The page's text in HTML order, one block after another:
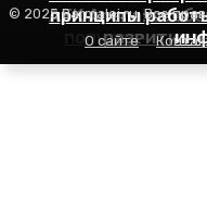
Пасьянс
AFK Arena:
развития
принципы
© 2025 Barmalej.ru. Все
О сайте